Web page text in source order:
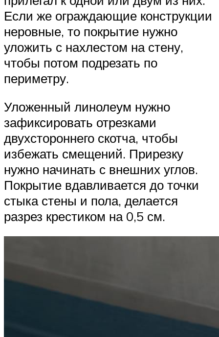
Если же ограждающие конструкции
неровные, то покрытие нужно
уложить с нахлестом на стену,
чтобы потом подрезать по
периметру.
Уложенный линолеум нужно
зафиксировать отрезками
двухстороннего скотча, чтобы
избежать смещений. Прирезку
нужно начинать с внешних углов.
Покрытие вдавливается до точки
стыка стены и пола, делается
разрез крестиком на 0,5 см.